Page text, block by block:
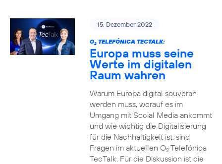
15. Dezember 2022
O2TELEFÓNICA TECTALK:
Europa muss seine
Werte im digitalen
Raum wahren
Warum Europa digital souverän
werden muss, worauf es im
Umgang mit Social Media ankommt
und wie wichtig die Digitalisierung
für die Nachhaltigkeit ist, sind
Fragen im aktuellen O2Telefónica
TecTalk. Für die Diskussion ist die